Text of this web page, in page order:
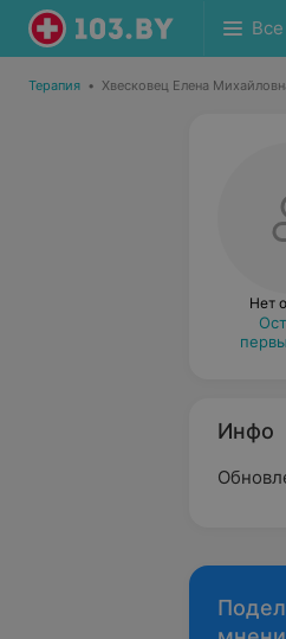
Терапия • Хвесковец Елена
Нет
Инфо